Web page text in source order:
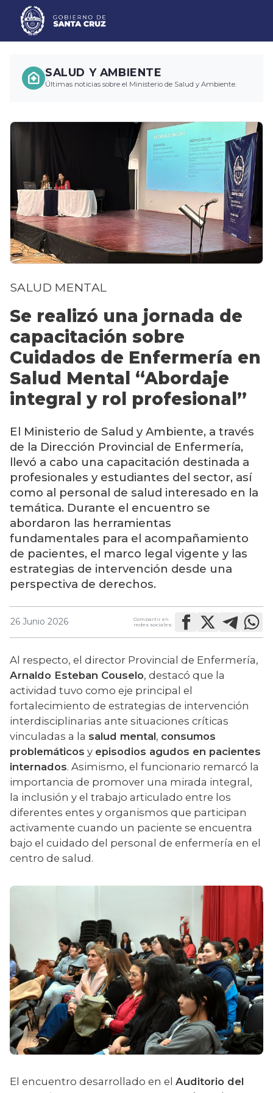
SALUD Y AMBIENTE
Últimas noticias sobre el Ministerio de Salud y Ambiente.
SALUD MENTAL
Se realizó una jornada de
capacitación sobre
Cuidados de Enfermería en
Salud Mental “Abordaje
integral y rol profesional”
El Ministerio de Salud y Ambiente, a través
de la Dirección Provincial de Enfermería,
llevó a cabo una capacitación destinada a
profesionales y estudiantes del sector, así
como al personal de salud interesado en la
temática. Durante el encuentro se
abordaron las herramientas
fundamentales para el acompañamiento
de pacientes, el marco legal vigente y las
estrategias de intervención desde una
perspectiva de derechos.
26 Junio 2026
Compartir en
redes sociales:
Arnaldo Esteban Couselo, destacó que la
actividad tuvo como eje principal el
fortalecimiento de estrategias de intervención
interdisciplinarias ante situaciones críticas
vinculadas a la salud mental, consumos
problemáticos y episodios agudos en pacientes
internados. Asimismo, el funcionario remarcó la
importancia de promover una mirada integral,
la inclusión y el trabajo articulado entre los
diferentes entes y organismos que participan
activamente cuando un paciente se encuentra
bajo el cuidado del personal de enfermería en el
centro de salud.
El encuentro desarrollado en el Auditorio del